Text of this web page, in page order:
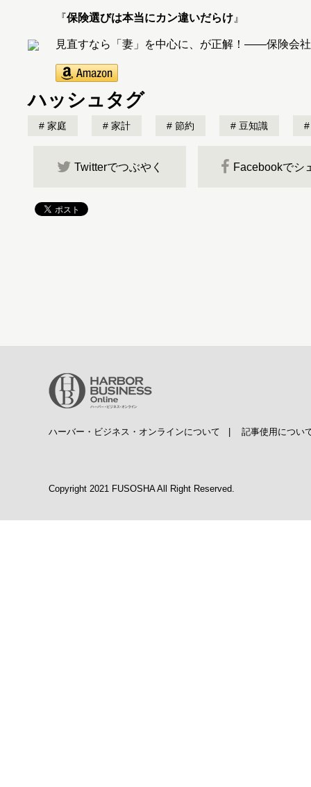
『保険選びは本当にカン違いだらけ 』
見直すなら「妻」を中心に、が正解！――保険会
ハッシュタグ
家庭 家計 節約 豆知識
Twitterでつぶやく Facebookでシ
ハーバー・ビジネス・オンラインについて 記事使用につい
Copyright 2021 FUSOSHA All Right Reserved.